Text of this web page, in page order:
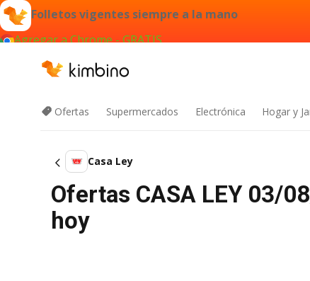
Folletos vigentes siempre a la mano
Agregar a Chrome - GRATIS
Ofertas Supermercados Electrónica Hogar y
Casa Ley
Ofertas CASA LEY 03/
hoy